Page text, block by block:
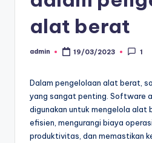
alat berat
Posted
admin 19/03/2023 1
Dalam pengelolaan alat berat,
yang sangat penting. Software
digunakan untuk mengelola alat
efisien, mengurangi biaya
produktivitas, dan memastikan